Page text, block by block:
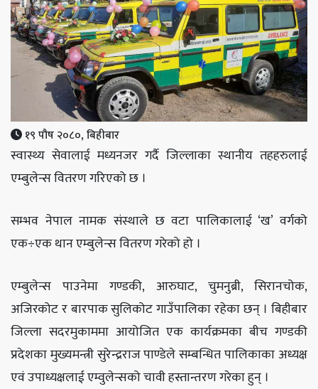
१९ पौष २०८०, बिहीबार
स्वास्थ्य सेवालाई मध्यनजर गर्दै जिल्लाका स्थानीय तहहरुलाई
एम्बुलेन्स वितरण गरिएको छ ।
सम्भव नेपाल नामक संस्थाले छ वटा पालिकालाई ‘ख’ वर्गको
एक÷एक थान एम्बुलेन्स वितरण गरेको हो ।
एम्बुलेन्स पाउनेमा गण्डकी, आरुघाट, चुमनुब्री, सिरानचोक,
अजिरकोट र बारपाक सुलिकोट गाउँपालिका रहेका छन् । बिहीबार
जिल्ला सदरमुकाममा आयोजित एक कार्यक्रमका बीच गण्डकी
प्रदेशका मुख्यमन्त्री सुरेन्द्रराज पाण्डेले सम्बन्धित पालिकाका अध्यक्ष
एवं उपाध्यक्षलाई एम्वुलेन्सको चावी हस्तान्तरण गरेका हुन् ।